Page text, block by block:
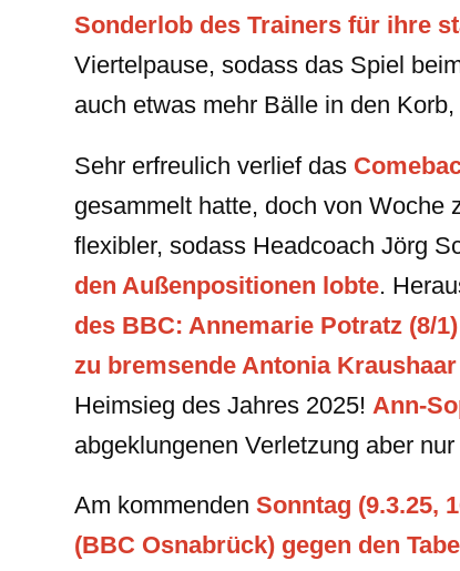
Sonderlob des Trainers für ihre
Viertelpause, sodass das Spiel
auch etwas mehr Bälle in den
Sehr erfreulich verlief das
gesammelt hatte, doch von Woche
flexibler, sodass Headcoach Jörg
den Außenpositionen lobte.
des BBC: Annemarie Potratz (8/1)
zu bremsende Antonia Kraushaar
Heimsieg des Jahres 2025! Ann-
abgeklungenen Verletzung aber
Am kommenden Sonntag (9.3.25,
(BBC Osnabrück) gegen den